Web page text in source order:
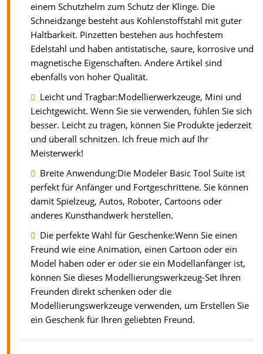
einem Schutzhelm zum Schutz der Klinge. Die
Schneidzange besteht aus Kohlenstoffstahl mit guter
Haltbarkeit. Pinzetten bestehen aus hochfestem
Edelstahl und haben antistatische, saure, korrosive und
magnetische Eigenschaften. Andere Artikel sind
ebenfalls von hoher Qualität.
Leicht und Tragbar:Modellierwerkzeuge, Mini und
Leichtgewicht. Wenn Sie sie verwenden, fühlen Sie sich
besser. Leicht zu tragen, können Sie Produkte jederzeit
und überall schnitzen. Ich freue mich auf Ihr
Meisterwerk!
Breite Anwendung:Die Modeler Basic Tool Suite ist
perfekt für Anfänger und Fortgeschrittene. Sie können
damit Spielzeug, Autos, Roboter, Cartoons oder
anderes Kunsthandwerk herstellen.
Die perfekte Wahl für Geschenke:Wenn Sie einen
Freund wie eine Animation, einen Cartoon oder ein
Model haben oder er oder sie ein Modellanfänger ist,
können Sie dieses Modellierungswerkzeug-Set Ihren
Freunden direkt schenken oder die
Modellierungswerkzeuge verwenden, um Erstellen Sie
ein Geschenk für Ihren geliebten Freund.